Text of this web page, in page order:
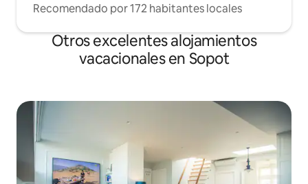
Recomendado por 172 habitantes locales
Otros excelentes alojamientos
vacacionales en Sopot